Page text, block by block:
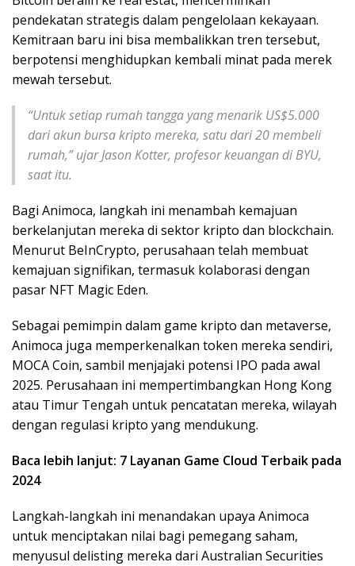
pendekatan strategis dalam pengelolaan kekayaan.
Kemitraan baru ini bisa membalikkan tren tersebut,
berpotensi menghidupkan kembali minat pada merek
mewah tersebut.
“Untuk setiap rumah tangga yang menarik US$5.000
dari akun bursa kripto mereka, satu dari 20 membeli
rumah,” ujar Jason Kotter, profesor keuangan di BYU,
saat itu.
Bagi Animoca, langkah ini menambah kemajuan
berkelanjutan mereka di sektor kripto dan blockchain.
Menurut BeInCrypto, perusahaan telah membuat
kemajuan signifikan, termasuk kolaborasi dengan
pasar NFT Magic Eden.
Sebagai pemimpin dalam game kripto dan metaverse,
Animoca juga memperkenalkan token mereka sendiri,
MOCA Coin, sambil menjajaki potensi IPO pada awal
2025. Perusahaan ini mempertimbangkan Hong Kong
atau Timur Tengah untuk pencatatan mereka, wilayah
dengan regulasi kripto yang mendukung.
Baca lebih lanjut: 7 Layanan Game Cloud Terbaik pada
2024
Langkah-langkah ini menandakan upaya Animoca
untuk menciptakan nilai bagi pemegang saham,
menyusul delisting mereka dari Australian Securities